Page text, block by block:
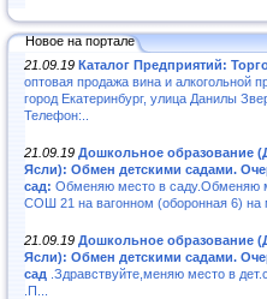
Новое на портале
21.09.19 Каталог Предприятий:
оптовая продажа вина и алкогольной
город Екатеринбург, улица Данилы
Телефон:..
21.09.19 Дошкольное образование
Ясли): Обмен детскими садами.
сад: Обменяю место в саду.Обменяю
СОШ 21 на вагонном (оборонная 6) на
21.09.19 Дошкольное образование
Ясли): Обмен детскими садами.
сад .Здравствуйте,меняю место в
.П...